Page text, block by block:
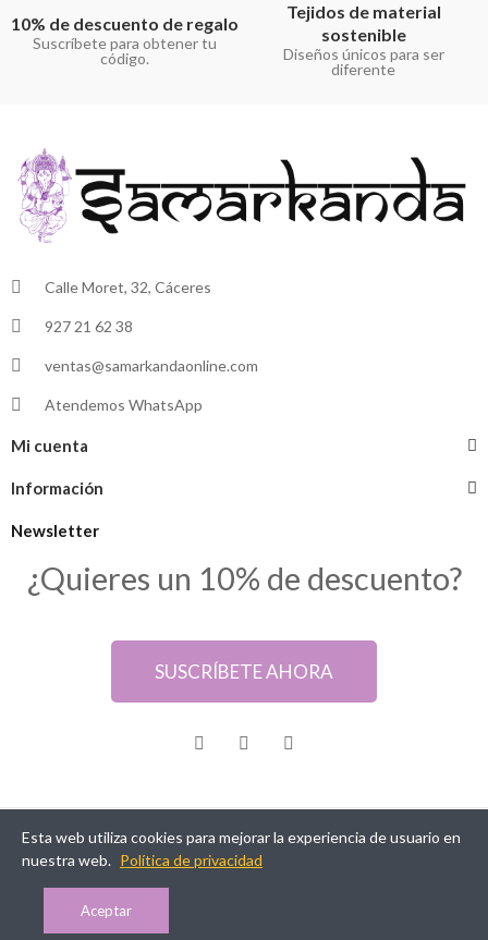
10% de descuento de regalo
Suscríbete para obtener tu
código.
Tejidos de material
sostenible
Diseños únicos para ser
diferente
Calle Moret, 32, Cáceres
927 21 62 38
ventas@samarkandaonline.com
Atendemos WhatsApp
Mi cuenta
Información
Newsletter
¿Quieres un 10% de descuento?
SUSCRÍBETE AHORA
@ Samarkanda Cáceres
Esta web utiliza cookies para mejorar la experiencia de usuario en
nuestra web. Política de privacidad
Aceptar